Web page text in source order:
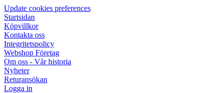
Update cookies preferences
Startsidan
Köpvillkor
Kontakta oss
Integritetspolicy
Webshop Företag
Om oss - Vår historia
Nyheter
Returansökan
Logga in